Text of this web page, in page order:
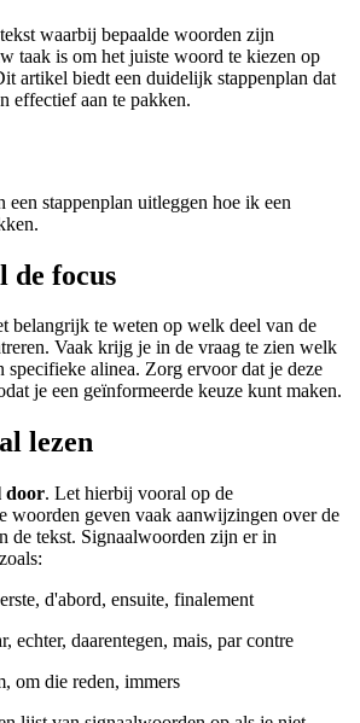
waarbij bepaalde woorden zijn
taak is om het juiste woord te kiezen op
artikel biedt een duidelijk stappenplan dat
effectief aan te pakken.
stappenplan uitleggen hoe ik een
de focus
belangrijk te weten op welk deel van de
Vaak krijg je in de vraag te zien welk
specifieke alinea. Zorg ervoor dat je deze
je een geïnformeerde keuze kunt maken.
lezen
door. Let hierbij vooral op de
woorden geven vaak aanwijzingen over de
de tekst. Signaalwoorden zijn er in
d'abord, ensuite, finalement
echter, daarentegen, mais, par contre
om die reden, immers